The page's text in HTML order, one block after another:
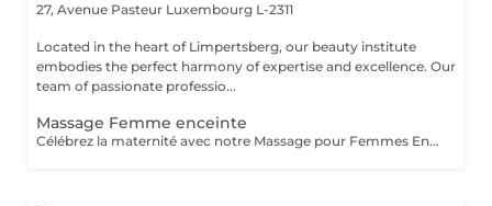
27, Avenue Pasteur Luxembourg L-2311
Located in the heart of Limpertsberg, our beauty institute
embodies the perfect harmony of expertise and excellence. Our
team of passionate professio...
Massage Femme enceinte
Célébrez la maternité avec notre Massage pour Femmes Enceintes. Conçu spécialement pour les futures mamans, ce massage offre une parenthèse de bien-être et de soulagement. Nos thérapeutes expérimentés utilisent des techniques douces pour apaiser les maux de dos, les tensions et les jambes fatiguées qui accompagnent souvent la grossesse. Vous serez choyée dans un environnement paisible, garantissant un moment de détente pour vous et votre bébé. Offrez-vous ce moment précieux de détente pour vous sentir choyée, détendue et prête à embrasser chaque instant de votre grossesse en toute sérénité